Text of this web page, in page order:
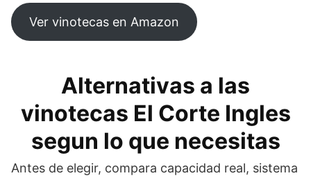
Ver vinotecas en Amazon
Alternativas a las
vinotecas El Corte Ingles
segun lo que necesitas
Antes de elegir, compara capacidad real, sistema